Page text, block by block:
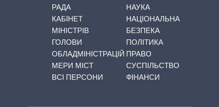
РАДА
КАБІНЕТ
МІНІСТРІВ
ГОЛОВИ
ОБЛАДМІНІСТРАЦІЙ
МЕРИ МІСТ
ВСІ ПЕРСОНИ
НАУКА
НАЦІОНАЛЬНА
БЕЗПЕКА
ПОЛІТИКА
ПРАВО
СУСПІЛЬСТВО
ФІНАНСИ